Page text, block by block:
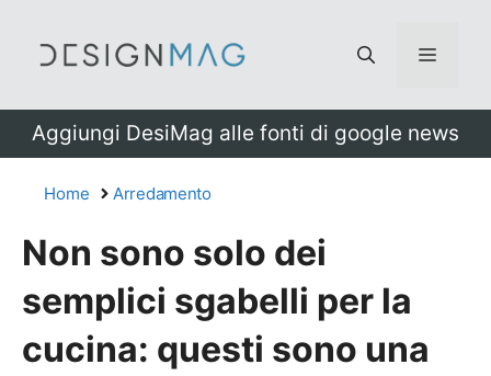
Menu
Aggiungi DesiMag alle fonti di google news
Home Arredamento
Non sono solo dei
semplici sgabelli per la
cucina: questi sono una